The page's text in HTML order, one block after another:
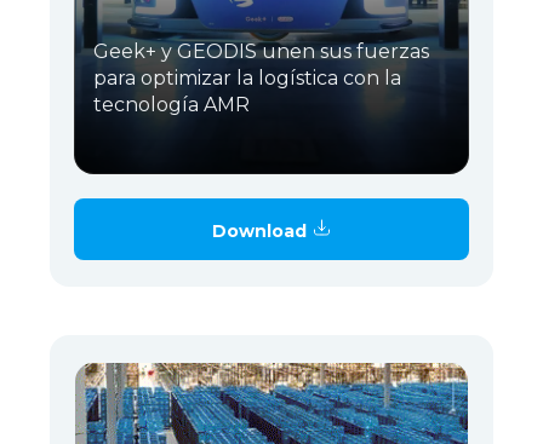
Geek+ y GEODIS unen sus fuerzas
para optimizar la logística con la
tecnología AMR
Download